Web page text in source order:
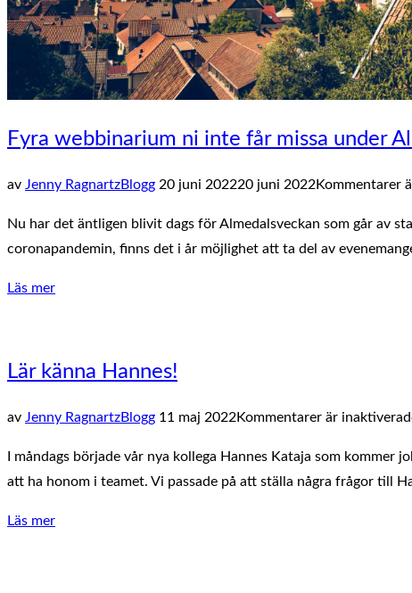
Fyra webbinarium ni inte får missa under
av Jenny RagnartzBloggPublicerat
20 juni 202220 juni 2022Kommentarer
Nu har det äntligen blivit dags för Almedalsveckan som går av
coronapandemin, finns det i år möjlighet att ta del av
Läs mer”Fyra
inte
missa
Almedalsveckan”
Lär känna Hannes!
av Jenny RagnartzBloggPublicerat
11 maj 2022Kommentarer är
I måndags började vår nya kollega Hannes Kataja som
att ha honom i teamet. Vi passade på att ställa några frågor till
Läs mer”Lär